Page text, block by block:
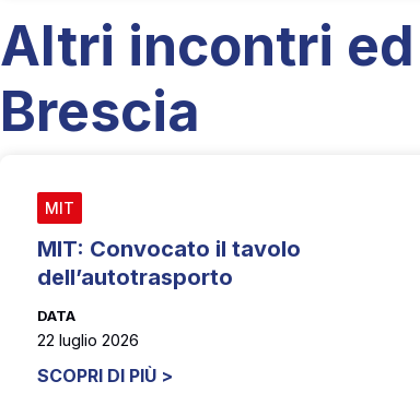
Altri incontri
Brescia
MIT
MIT: Convocato il tavolo
dell’autotrasporto
DATA
22 luglio 2026
SCOPRI DI PIÙ >